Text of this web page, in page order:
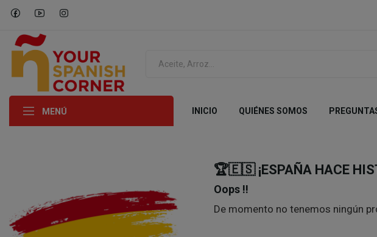
MENÚ INICIO QUIÉNES SOMOS
🏆🇪🇸 ¡ESPAÑA HACE
Oops !!
De momento no tenemos ningún